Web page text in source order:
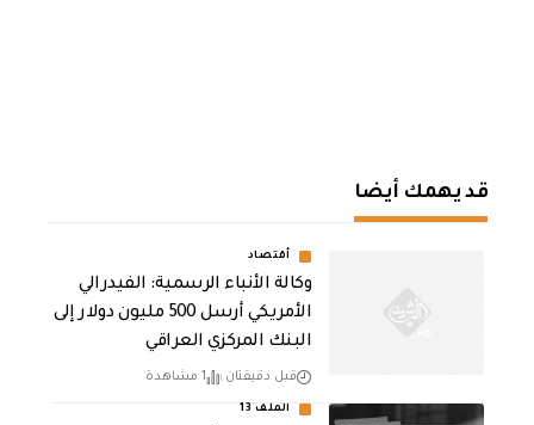
قد يهمك أيضا
أقتصاد
وكالة الأنباء الرسمية: الفيدرالي
الأمريكي أرسل 500 مليون دولار إلى
البنك المركزي العراقي
قبل دقيقتان 1 مشاهدة
الملف 13